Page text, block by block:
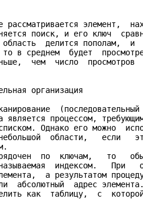
рассматривается элемент,
поиск, и его ключ
делится пополам,  и
в среднем  будет
чем  число  просмотров
организация
является процессом,
Однако его можно
области,   если
по  ключам,   то
индексом.   При
а результатом
абсолютный  адрес
как  таблицу,  с